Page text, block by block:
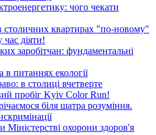
чого чекати
столичних квартирах "по-новому"
діяти!
заробітчан: фундаментальні
в питаннях екології
в столиці вчетверте
пробіг Kyiv Color Run!
біля шатра розуміння.
Міністерстві охорони здоров'я